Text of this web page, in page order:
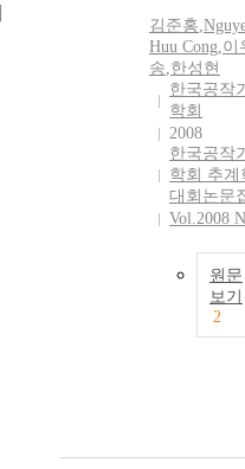
김준홍,
Huu Cong,이
송,한성현
한국공작
학회
2008
한국공작
학회 추계
대회논문
Vol.2008
원문
보기
2